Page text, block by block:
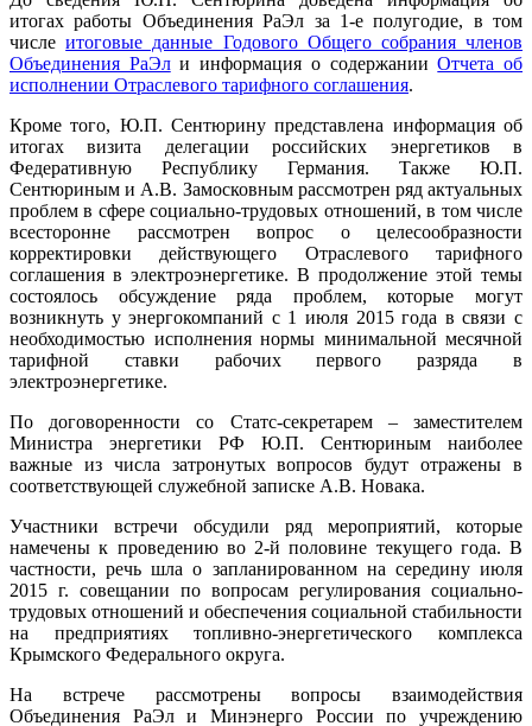
итогах работы Объединения РаЭл за 1-е полугодие, в том
числеитоговые данные Годового Общего собрания членов
Объединения РаЭли информация о содержанииОтчета об
исполнении Отраслевого тарифного соглашения.
Кроме того, Ю.П. Сентюрину представлена информация об
итогах визита делегации российских энергетиков в
Федеративную Республику Германия. Также Ю.П.
Сентюриным и А.В. Замосковным рассмотрен ряд актуальных
проблем в сфере социально-трудовых отношений, в том числе
всесторонне рассмотрен вопрос о целесообразности
корректировки действующего Отраслевого тарифного
соглашения в электроэнергетике. В продолжение этой темы
состоялось обсуждение ряда проблем, которые могут
возникнуть у энергокомпаний с 1 июля 2015 года в связи с
необходимостью исполнения нормы минимальной месячной
тарифной ставки рабочих первого разряда в
электроэнергетике.
По договоренности со Статс-секретарем – заместителем
Министра энергетики РФ Ю.П. Сентюриным наиболее
важные из числа затронутых вопросов будут отражены в
соответствующей служебной записке А.В. Новака.
Участники встречи обсудили ряд мероприятий, которые
намечены к проведению во 2-й половине текущего года. В
частности, речь шла о запланированном на середину июля
2015 г. совещании по вопросам регулирования социально-
трудовых отношений и обеспечения социальной стабильности
на предприятиях топливно-энергетического комплекса
Крымского Федерального округа.
На встрече рассмотрены вопросы взаимодействия
Объединения РаЭл и Минэнерго России по учреждению